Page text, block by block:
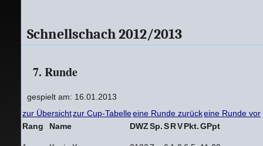
Schnellschach 2012/2013
7. Runde
gespielt am: 16.01.2013
zur Übersichtzur Cup-Tabelleeine Runde zurückeine Runde vor
Rang
Name DWZSp.SRVPkt.GPpt